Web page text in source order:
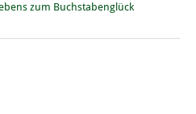
zum Buchstabenglück